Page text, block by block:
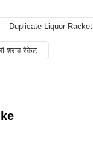
Duplicate Liquor Racket
शराब रैकेट